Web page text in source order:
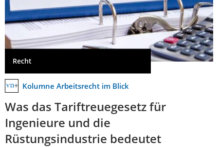
Recht
Kolumne Arbeitsrecht im Blick
Was das Tariftreuegesetz für
Ingenieure und die
Rüstungsindustrie bedeutet